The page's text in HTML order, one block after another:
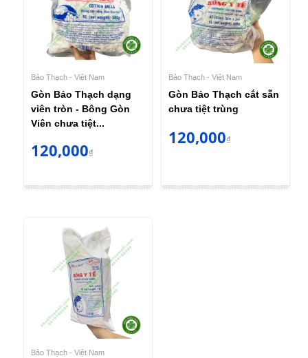
Bảo Thạch - Việt Nam
Gòn Bảo Thạch dạng
viên tròn - Bông Gòn
Viên chưa tiệt...
120,000₫
Bảo Thạch - Việt Nam
Gòn Bảo Thạch cắt sẵn
chưa tiệt trùng
120,000₫
Bảo Thạch - Việt Nam